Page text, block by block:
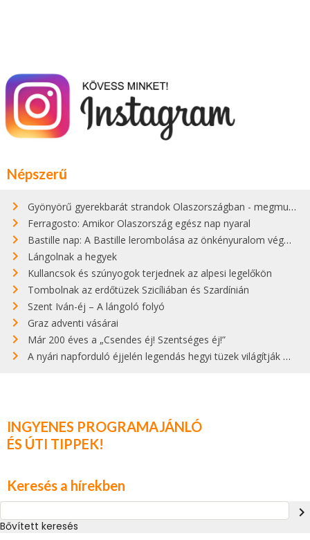
Népszerű
Gyönyörű gyerekbarát strandok Olaszországban - megmutatjuk a 15 legjobbat
Ferragosto: Amikor Olaszország egész nap nyaral
Bastille nap: A Bastille lerombolása az önkényuralom végét jelentette
Lángolnak a hegyek
Kullancsok és szúnyogok terjednek az alpesi legelőkön
Tombolnak az erdőtüzek Szicíliában és Szardínián
Szent Iván-éj – A lángoló folyó
Graz adventi vásárai
Már 200 éves a „Csendes éj! Szentséges éj!”
A nyári napforduló éjjelén legendás hegyi tüzek világítják meg Zugspitzét
INGYENES PROGRAMAJÁNLÓ
ÉS ÚTI TIPPEK!
Keresés a hírekben
navigate_next
Bővített keresés